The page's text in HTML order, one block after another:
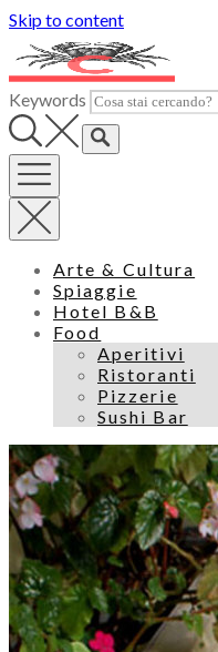
Skip to content
Keywords
Arte & Cultura
Spiaggie
Hotel B&B
Food
Aperitivi
Ristoranti
Pizzerie
Sushi Bar